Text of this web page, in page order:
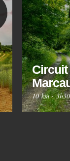
Circuit
10 km·3h30